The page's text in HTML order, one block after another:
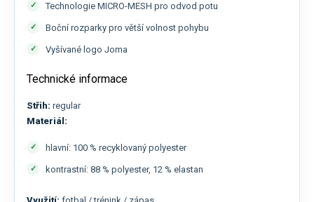
Technologie MICRO-MESH pro odvod potu
Boční rozparky pro větší volnost pohybu
Vyšívané logo Joma
Technické informace
Střih: regular
Materiál:
hlavní: 100 % recyklovaný polyester
kontrastní: 88 % polyester, 12 % elastan